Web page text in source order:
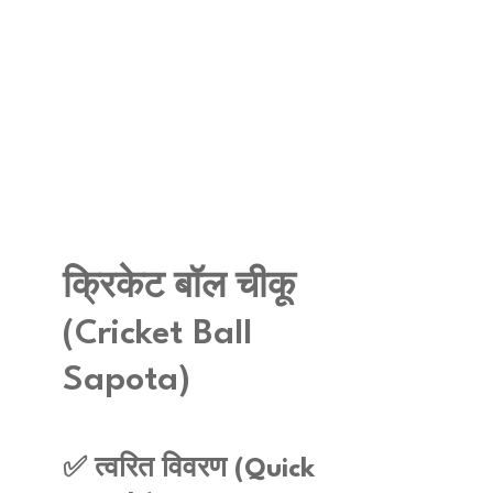
क्रिकेट बॉल चीकू
(Cricket Ball
Sapota)
✅ त्वरित विवरण (Quick